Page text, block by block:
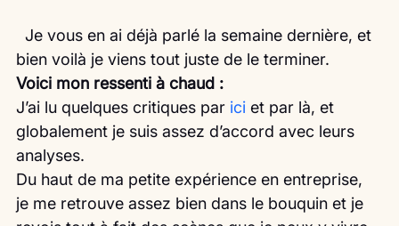
bien voilà je viens tout juste de le terminer.
Voici mon ressenti à chaud :
J’ai lu quelques critiques par ici et par là, et
globalement je suis assez d’accord avec leurs
analyses.
Du haut de ma petite expérience en entreprise,
je me retrouve assez bien dans le bouquin et je